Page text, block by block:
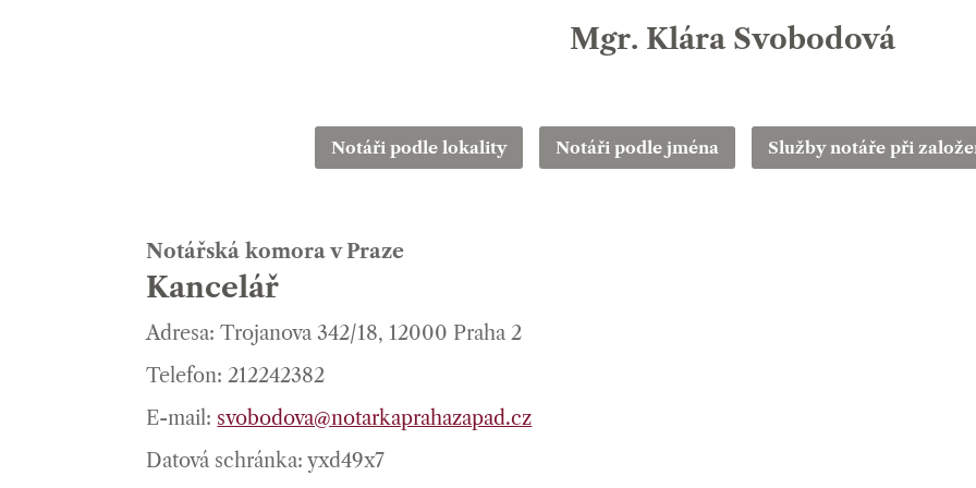
Mgr. Klára Svobodová
Notáři podle lokality Notáři podle jména Služby notáře při
Notářská komora v Praze
Kancelář
Adresa: Trojanova 342/18, 12000 Praha 2
Telefon: 212242382
E-mail: svobodova@notarkaprahazapad.cz
Datová schránka: yxd49x7